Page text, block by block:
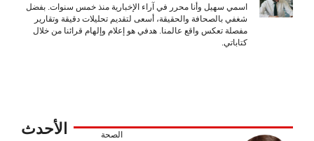
اسمي سهيل وأنا محرر في آراء الإخبارية منذ خمس سنوات. بفضل
شغفي بالصحافة والحقيقة، أسعى لتقديم تحليلات دقيقة وتقارير
مفصلة تعكس واقع عالمنا. هدفي هو إعلام وإلهام قرائنا من خلال
كتاباتي.
الأحدث الصحة